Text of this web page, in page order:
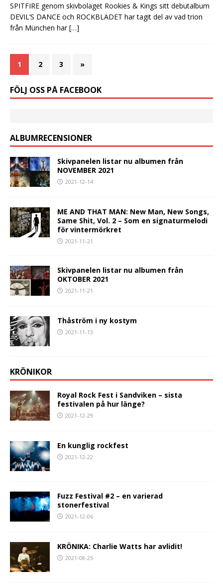
SPITFIRE genom skivbolaget Rookies & Kings sitt debutalbum
DEVIL’S DANCE och ROCKBLADET har tagit del av vad trion
från München har[…]
1 2 3 »
FÖLJ OSS PÅ FACEBOOK
ALBUMRECENSIONER
Skivpanelen listar nu albumen från
NOVEMBER 2021
2021-12-14
ME AND THAT MAN: New Man, New Songs,
Same Shit, Vol. 2 – Som en signaturmelodi
för vintermörkret
2021-11-21
Skivpanelen listar nu albumen från
OKTOBER 2021
2021-11-21
Thåström i ny kostym
2021-11-13
KRÖNIKOR
Royal Rock Fest i Sandviken – sista
festivalen på hur länge?
2021-12-29
En kunglig rockfest
2021-12-22
Fuzz Festival #2 – en varierad
stonerfestival
2021-12-06
KRÖNIKA: Charlie Watts har avlidit!
2021-08-25